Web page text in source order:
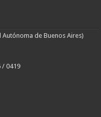
Autónoma de Buenos Aires)
/ 0419